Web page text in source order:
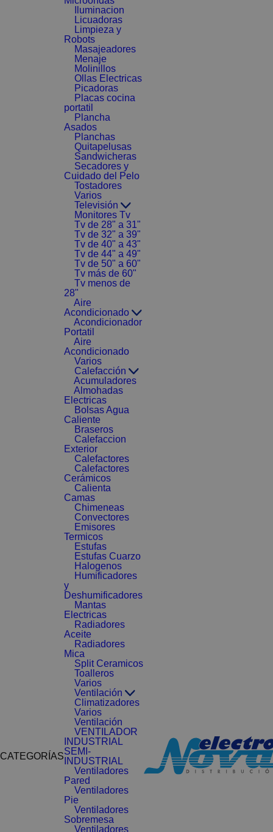
CATEGORÍAS
Iluminacion
Licuadoras
Limpieza y
Robots
Masajeadores
Menaje
Molinillos
Ollas Electricas
Picadoras
Placas cocina
portatil
Plancha
Asados
Planchas
Quitapelusas
Sandwicheras
Secadores y
Cuidado del Pelo
Tostadores
Varios
Televisión
Monitores Tv
Tv de 28" a 31"
Tv de 32" a 39"
Tv de 40" a 43"
Tv de 44" a 49"
Tv de 50" a 60"
Tv más de 60"
Tv menos de
28"
Aire
Acondicionado
Acondicionador
Portatil
Aire
Acondicionado
Varios
Calefacción
Acumuladores
Almohadas
Electricas
Bolsas Agua
Caliente
Braseros
Calefaccion
Exterior
Calefactores
Calefactores
Cerámicos
Calienta
Camas
Chimeneas
Convectores
Emisores
Termicos
Estufas
Estufas Cuarzo
Halogenos
Humificadores
y
Deshumificadores
Mantas
Electricas
Radiadores
Aceite
Radiadores
Mica
Split Ceramicos
Toalleros
Varios
Ventilación
Climatizadores
Varios
Ventilación
VENTILADOR
INDUSTRIAL
SEMI-
INDUSTRIAL
Ventiladores
Pared
Ventiladores
Pie
Ventiladores
Sobremesa
Ventiladores